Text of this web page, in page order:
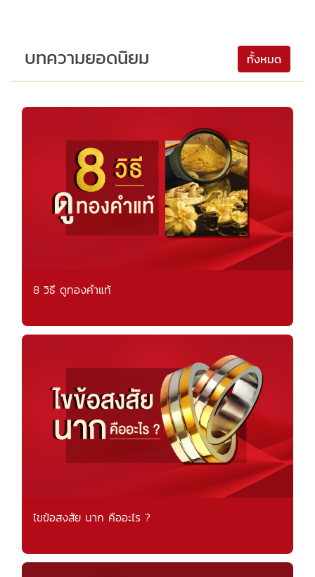
บทความยอดนิยม ทั้งหมด
8 วิธี ดูทองคำแท้
ไขข้อสงสัย นาก คืออะไร ?